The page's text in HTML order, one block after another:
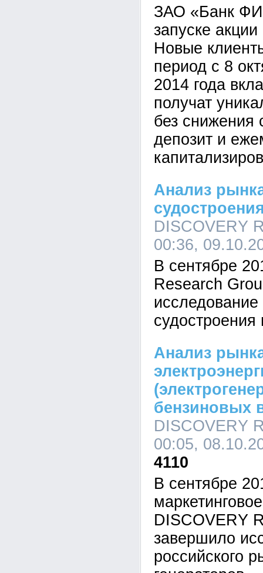
ЗАО «Банк
запуске
Новые
период с 8
2014 года
получат
без снижения
депозит и
Анализ
DISCOVERY
00:36,
В сентябре
Research
исследование
судостроения
Анализ
бензиновых
DISCOVERY
00:05,
4110
В сентябре
DISCOVERY
завершило
российского